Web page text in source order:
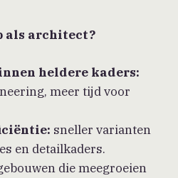
als architect?
heldere kaders:
meer tijd voor
sneller varianten
en detailkaders.
die meegroeien